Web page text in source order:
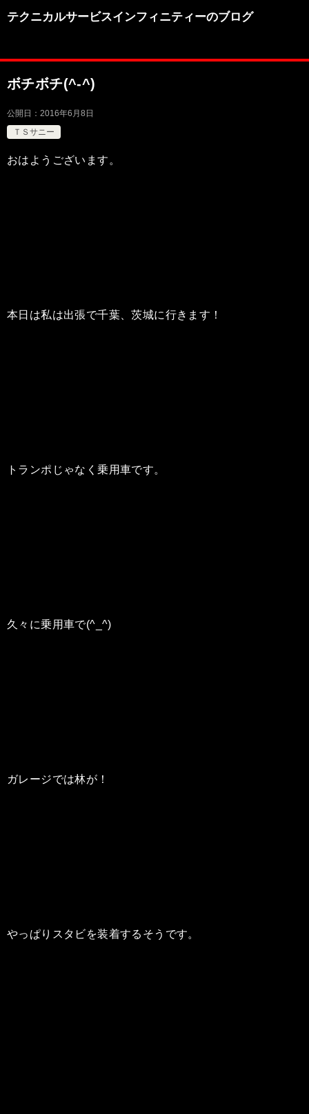
テクニカルサービスインフィニティーのブログ
ボチボチ(^-^)
公開日： 2016年6月8日
ＴＳサニー
おはようございます。
本日は私は出張で千葉、茨城に行きます！
トランポじゃなく乗用車です。
久々に乗用車で(^_^)
ガレージでは林が！
やっぱりスタビを装着するそうです。